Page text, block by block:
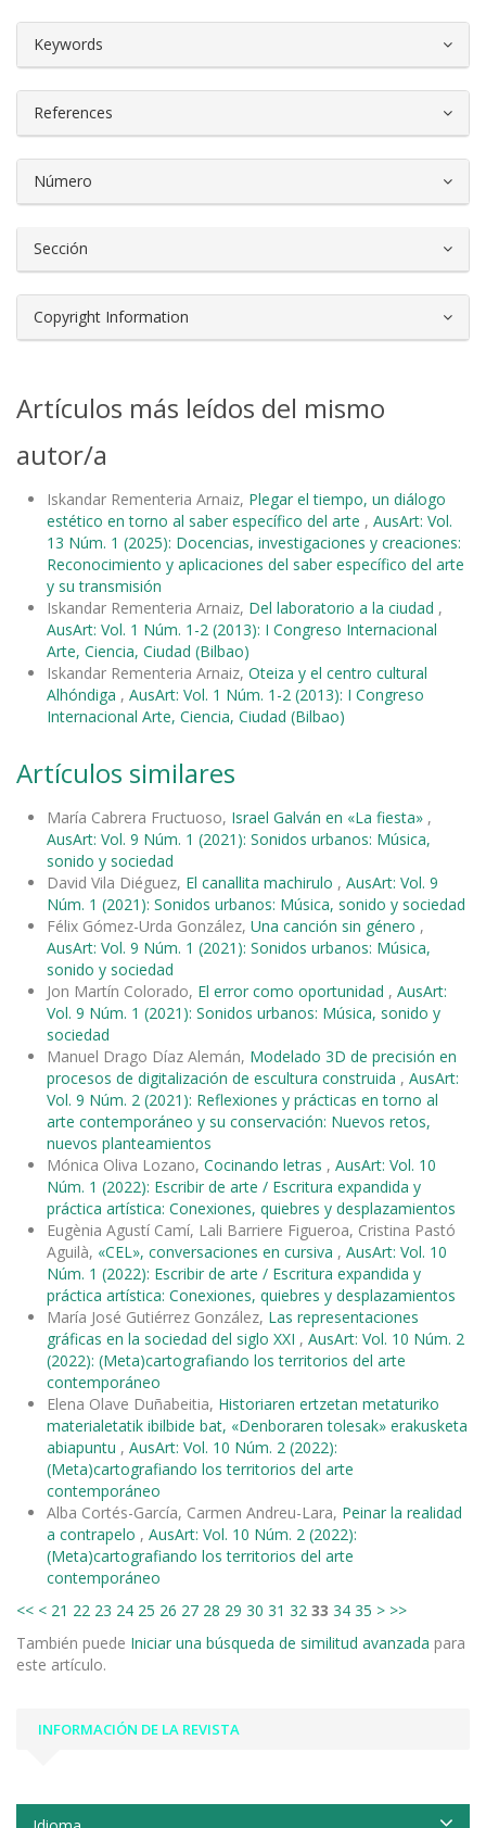
Keywords
References
Número
Sección
Copyright Information
Artículos más leídos del mismo
autor/a
Iskandar Rementeria Arnaiz, Plegar el tiempo, un diálogo
estético en torno al saber específico del arte , AusArt: Vol.
13 Núm. 1 (2025): Docencias, investigaciones y creaciones:
Reconocimiento y aplicaciones del saber específico del arte
y su transmisión
Iskandar Rementeria Arnaiz, Del laboratorio a la ciudad ,
AusArt: Vol. 1 Núm. 1-2 (2013): I Congreso Internacional
Arte, Ciencia, Ciudad (Bilbao)
Iskandar Rementeria Arnaiz, Oteiza y el centro cultural
Alhóndiga , AusArt: Vol. 1 Núm. 1-2 (2013): I Congreso
Internacional Arte, Ciencia, Ciudad (Bilbao)
Artículos similares
María Cabrera Fructuoso, Israel Galván en «La fiesta» ,
AusArt: Vol. 9 Núm. 1 (2021): Sonidos urbanos: Música,
sonido y sociedad
David Vila Diéguez, El canallita machirulo , AusArt: Vol. 9
Núm. 1 (2021): Sonidos urbanos: Música, sonido y sociedad
Félix Gómez-Urda González, Una canción sin género ,
AusArt: Vol. 9 Núm. 1 (2021): Sonidos urbanos: Música,
sonido y sociedad
Jon Martín Colorado, El error como oportunidad , AusArt:
Vol. 9 Núm. 1 (2021): Sonidos urbanos: Música, sonido y
sociedad
Manuel Drago Díaz Alemán, Modelado 3D de precisión en
procesos de digitalización de escultura construida , AusArt:
Vol. 9 Núm. 2 (2021): Reflexiones y prácticas en torno al
arte contemporáneo y su conservación: Nuevos retos,
nuevos planteamientos
Mónica Oliva Lozano, Cocinando letras , AusArt: Vol. 10
Núm. 1 (2022): Escribir de arte / Escritura expandida y
práctica artística: Conexiones, quiebres y desplazamientos
Eugènia Agustí Camí, Lali Barriere Figueroa, Cristina Pastó
Aguilà, «CEL», conversaciones en cursiva , AusArt: Vol. 10
Núm. 1 (2022): Escribir de arte / Escritura expandida y
práctica artística: Conexiones, quiebres y desplazamientos
María José Gutiérrez González, Las representaciones
gráficas en la sociedad del siglo XXI , AusArt: Vol. 10 Núm. 2
(2022): (Meta)cartografiando los territorios del arte
contemporáneo
Elena Olave Duñabeitia, Historiaren ertzetan metaturiko
materialetatik ibilbide bat, «Denboraren tolesak» erakusketa
abiapuntu , AusArt: Vol. 10 Núm. 2 (2022):
(Meta)cartografiando los territorios del arte
contemporáneo
Alba Cortés-García, Carmen Andreu-Lara, Peinar la realidad
a contrapelo , AusArt: Vol. 10 Núm. 2 (2022):
(Meta)cartografiando los territorios del arte
contemporáneo
<< < 21 22 23 24 25 26 27 28 29 30 31 32 33 34 35 > >>
También puede Iniciar una búsqueda de similitud avanzada para
este artículo.
INFORMACIÓN DE LA REVISTA